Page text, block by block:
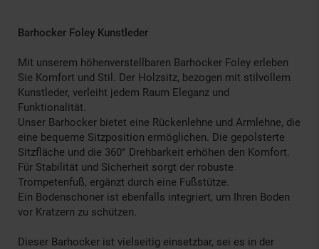
Barhocker Foley Kunstleder
Mit unserem höhenverstellbaren Barhocker Foley erleben
Sie Komfort und Stil. Der Holzsitz, bezogen mit stilvollem
Kunstleder, verleiht jedem Raum Eleganz und
Funktionalität.
Unser Barhocker bietet eine Rückenlehne und Armlehne, die
eine bequeme Sitzposition ermöglichen. Die gepolsterte
Sitzfläche und die 360° Drehbarkeit erhöhen den Komfort.
Für Stabilität und Sicherheit sorgt der robuste
Trompetenfuß, ergänzt durch eine Fußstütze.
Ein Bodenschoner ist ebenfalls integriert, um Ihren Boden
vor Kratzern zu schützen.
Dieser Barhocker ist vielseitig einsetzbar, sei es in der